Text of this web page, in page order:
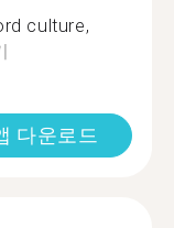
culture,
다운로드